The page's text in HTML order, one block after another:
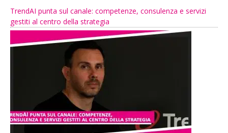
TrendAI punta sul canale: competenze, consulenza e servizi
gestiti al centro della strategia